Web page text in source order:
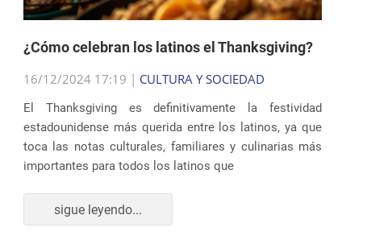
¿Cómo celebran los latinos el Thanksgiving?
16/12/2024 17:19 | CULTURA Y SOCIEDAD
El Thanksgiving es definitivamente la festividad
estadounidense más querida entre los latinos, ya que
toca las notas culturales, familiares y culinarias más
importantes para todos los latinos que
sigue leyendo...